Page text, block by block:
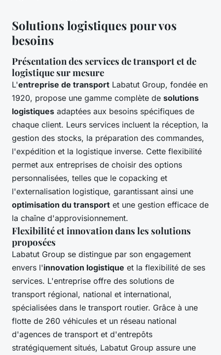
Solutions logistiques pour vos
besoins
Présentation des services de transport et de
logistique sur mesure
L'entreprise de transport Labatut Group, fondée en
1920, propose une gamme complète de solutions
logistiques adaptées aux besoins spécifiques de
chaque client. Leurs services incluent la réception, la
gestion des stocks, la préparation des commandes,
l'expédition et la logistique inverse. Cette flexibilité
permet aux entreprises de choisir des options
personnalisées, telles que le copacking et
l'externalisation logistique, garantissant ainsi une
optimisation du transport et une gestion efficace de
la chaîne d'approvisionnement.
Flexibilité et innovation dans les solutions
proposées
Labatut Group se distingue par son engagement
envers l'innovation logistique et la flexibilité de ses
services. L'entreprise offre des solutions de
transport régional, national et international,
spécialisées dans le transport routier. Grâce à une
flotte de 260 véhicules et un réseau national
d'agences de transport et d'entrepôts
stratégiquement situés, Labatut Group assure une